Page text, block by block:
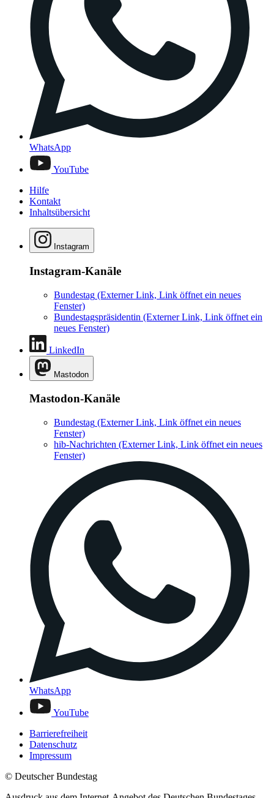
WhatsApp
YouTube
Hilfe
Kontakt
Inhaltsübersicht
Instagram
Instagram-Kanäle
Bundestag (Externer Link, Link öffnet ein neues
Fenster)
Bundestagspräsidentin (Externer Link, Link öffnet ein
neues Fenster)
LinkedIn
Mastodon
Mastodon-Kanäle
Bundestag (Externer Link, Link öffnet ein neues
Fenster)
hib-Nachrichten (Externer Link, Link öffnet ein neues
Fenster)
WhatsApp
YouTube
Barrierefreiheit
Datenschutz
Impressum
© Deutscher Bundestag